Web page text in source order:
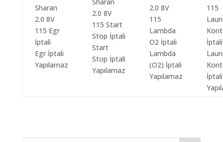
Egr İptali
Yapılamaz
Start
Stop İptali
Yapılamaz
Lambda
(O2) İptali
Yapılamaz
İptali